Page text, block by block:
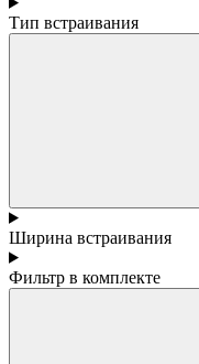
Тип встраивания
Ширина встраивания
Фильтр в комплекте